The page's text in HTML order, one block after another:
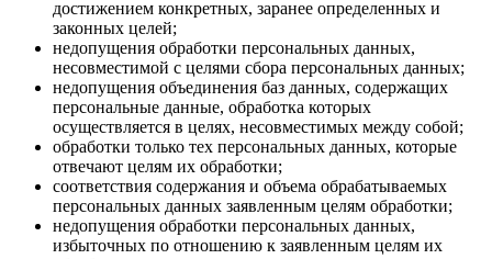
достижением конкретных, заранее определенных и
законных целей;
недопущения обработки персональных данных,
несовместимой с целями сбора персональных данных;
недопущения объединения баз данных, содержащих
персональные данные, обработка которых
осуществляется в целях, несовместимых между собой;
обработки только тех персональных данных, которые
отвечают целям их обработки;
соответствия содержания и объема обрабатываемых
персональных данных заявленным целям обработки;
недопущения обработки персональных данных,
избыточных по отношению к заявленным целям их